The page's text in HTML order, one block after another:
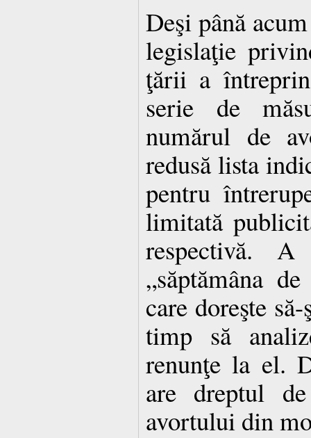
Deşi până
legislaţie
ţării a
serie de
numărul de
redusă lista
pentru
limitată
respectivă.
„săptămâna
care doreşte
timp să
renunţe la el.
are dreptul
avortului din